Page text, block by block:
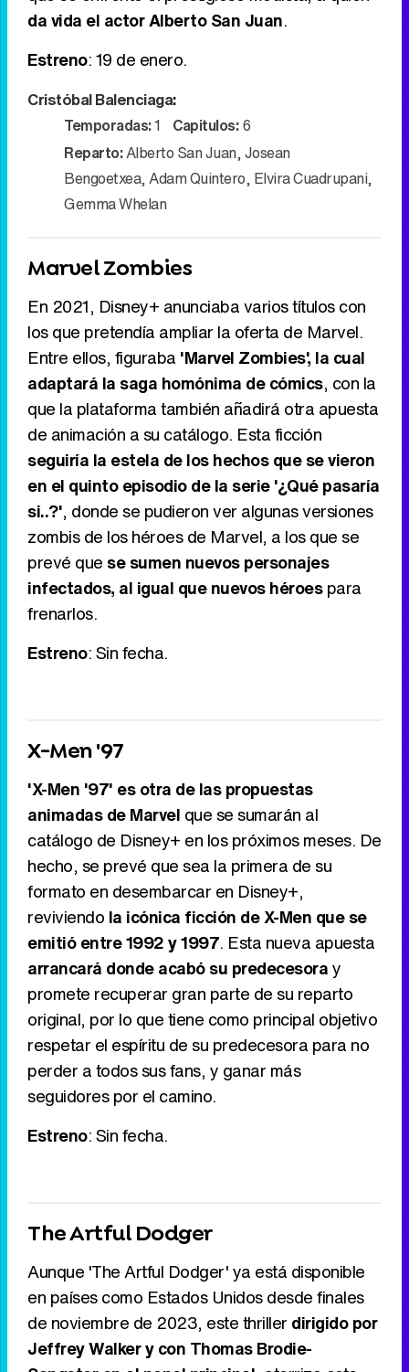
da vida el actor Alberto San Juan.
Estreno: 19 de enero.
Cristóbal Balenciaga:
Temporadas:1 Capitulos:6
Reparto:Alberto San Juan,Josean
Bengoetxea,Adam Quintero, Elvira Cuadrupani,
Gemma Whelan
Marvel Zombies
En 2021, Disney+ anunciaba varios títulos con
los que pretendía ampliar la oferta de Marvel.
Entre ellos, figuraba 'Marvel Zombies', la cual
adaptará la saga homónima de cómics, con la
que la plataforma también añadirá otra apuesta
de animación a su catálogo. Esta ficción
seguiría la estela de los hechos que se vieron
en el quinto episodio de la serie '¿Qué pasaría
si..?', donde se pudieron ver algunas versiones
zombis de los héroes de Marvel, a los que se
prevé que se sumen nuevos personajes
infectados, al igual que nuevos héroespara
frenarlos.
Estreno: Sin fecha.
X-Men '97
'X-Men '97' es otra de las propuestas
animadas de Marvel que se sumarán al
catálogo de Disney+ en los próximos meses. De
hecho, se prevé que sea la primera de su
formato en desembarcar en Disney+,
reviviendo la icónica ficción de X-Men que se
emitió entre 1992 y 1997. Esta nueva apuesta
arrancará donde acabó su predecesoray
promete recuperar gran parte de su reparto
original, por lo que tiene como principal objetivo
respetar el espíritu de su predecesora para no
perder a todos sus fans, y ganar más
seguidores por el camino.
Estreno: Sin fecha.
The Artful Dodger
Aunque 'The Artful Dodger' ya está disponible
en países como Estados Unidos desde finales
de noviembre de 2023, este thriller dirigido por
Jeffrey Walker y con Thomas Brodie-